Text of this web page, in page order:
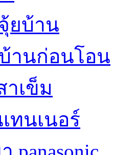
ยบ้าน
านก่อนโอน
าเข็ม
ทนเนอร์